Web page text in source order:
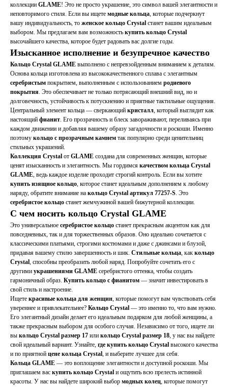
коллекции GLAME! Это не просто украшение, это символ вашей элегантности и
неповторимого стиля. Если вы ищете модные кольца, которые подчеркнут
вашу индивидуальность, то женское кольцо Crystal станет вашим идеальным
выбором. Мы предлагаем вам возможность купить кольцо Crystal
высочайшего качества, которое будет радовать вас долгие годы.
Изысканное исполнение и безупречное качество
Кольцо Crystal GLAME выполнено с непревзойденным вниманием к деталям.
Основа кольца изготовлена из высококачественного сплава с элегантным
серебристым покрытием, выполненным с использованием родиевого
покрытия. Это обеспечивает не только потрясающий внешний вид, но и
долговечность, устойчивость к потускнению и приятные тактильные ощущения.
Центральный элемент кольца — сверкающий кристалл, который выглядит как
настоящий фианит. Его прозрачность и блеск завораживают, переливаясь при
каждом движении и добавляя вашему образу загадочности и роскоши. Именно
поэтому кольцо с прозрачным камнем так популярно среди ценительниц
стильных украшений.
Коллекция Crystal от GLAME создана для современных женщин, которые
ценят изысканность и элегантность. Мы гордимся качеством кольца Crystal
GLAME, ведь каждое изделие проходит строгий контроль. Если вы хотите
купить изящное кольцо, которое станет идеальным дополнением к любому
наряду, обратите внимание на кольцо Crystal артикул 77257-S. Это
серебристое кольцо станет жемчужиной вашей бижутерной коллекции.
С чем носить кольцо Crystal GLAME
Это универсальное серебристое кольцо станет прекрасным акцентом как для
повседневных, так и для торжественных образов. Оно идеально сочетается с
классическими платьями, строгими костюмами и даже с джинсами и блузой,
придавая вашему стилю завершенность и шик. Стильные кольца, как кольцо
Crystal, способны преобразить любой наряд. Попробуйте сочетать его с
другими украшениями GLAME серебристого оттенка, чтобы создать
гармоничный образ. Купить кольцо с фианитом — значит инвестировать в
свой стиль и настроение.
Ищете красивые кольца для женщин, которые помогут вам чувствовать себя
увереннее и привлекательнее? Кольцо Crystal — это именно то, что вам нужно.
Его элегантный дизайн делает его идеальным подарком для любой женщины, а
также прекрасным выбором для особого случая. Независимо от того, ищете ли
вы кольцо Crystal размер 17 или кольцо Crystal размер 18, у нас вы найдете
свой идеальный вариант. Узнайте, где купить кольцо Crystal высокого качества
и по приятной цене кольца Crystal, и выберите лучшее для себя.
Кольца GLAME — это воплощение элегантности и доступной роскоши. Мы
приглашаем вас купить кольцо Crystal и ощутить всю прелесть истинной
красоты. У нас вы найдете широкий выбор модных колец, которые помогут